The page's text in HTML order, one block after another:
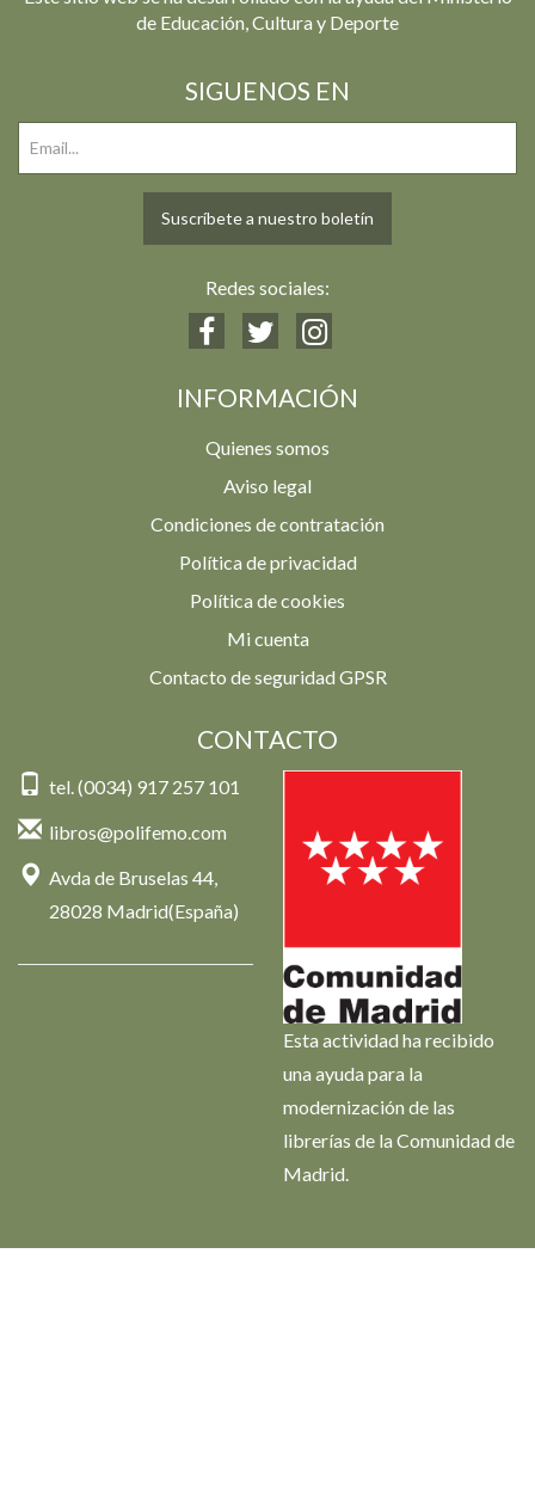
de Educación, Cultura y Deporte
SIGUENOS EN
Suscríbete a nuestro boletín
Redes sociales:
INFORMACIÓN
Quienes somos
Aviso legal
Condiciones de contratación
Política de privacidad
Política de cookies
Mi cuenta
Contacto de seguridad GPSR
CONTACTO
tel. (0034) 917 257 101
libros@polifemo.com
Avda de Bruselas 44,
28028 Madrid(España)
Esta actividad ha recibido
una ayuda para la
modernización de las
librerías de la Comunidad de
Madrid.